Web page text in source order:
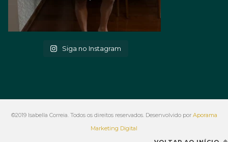
Siga no Instagram
©2019 Isabella Correia. Todos os direitos reservados. Desenvolvido por Aporama
Marketing Digital